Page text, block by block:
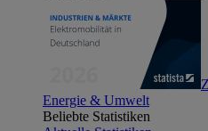
Energie & Umwelt
Beliebte Statistiken